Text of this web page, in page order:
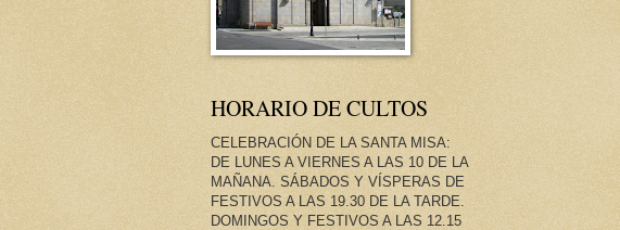
HORARIO DE CULTOS
CELEBRACIÓN DE LA SANTA MISA:
DE LUNES A VIERNES A LAS 10 DE LA
MAÑANA. SÁBADOS Y VÍSPERAS DE
FESTIVOS A LAS 19.30 DE LA TARDE.
DOMINGOS Y FESTIVOS A LAS 12.15